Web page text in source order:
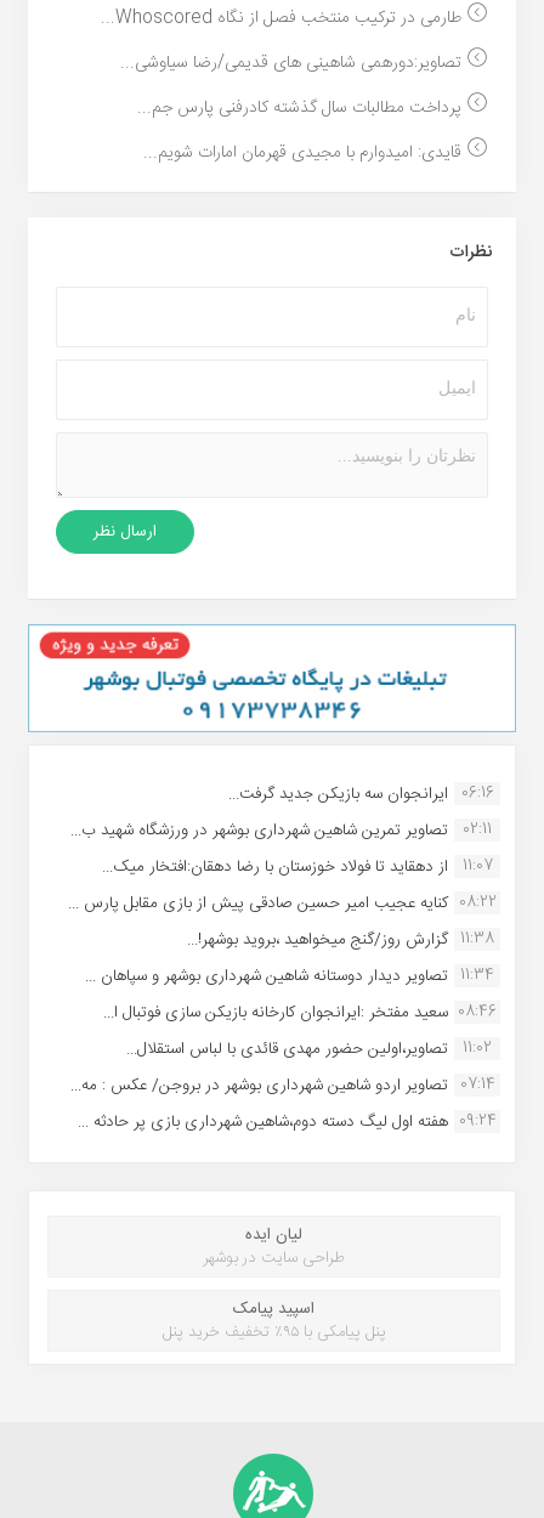
طارمی در ترکیب منتخب فصل از نگاه Whoscored...
تصاویر:دورهمی شاهینی های قدیمی/رضا سیاوشی...
پرداخت مطالبات سال گذشته کادرفنی پارس جم...
قایدی: امیدوارم با مجیدی قهرمان امارات شویم...
نظرات
06:16 ایرانجوان سه بازیکن جدید گرفت...
02:11
تصاویر تمرین شاهین شهردارى بوشهر در ورزشگاه شهید ب...
11:07
از دهقاید تا فولاد خوزستان با رضا دهقان:افتخار میک...
08:22 کنایه عجیب امیر حسین صادقی پیش از بازی مقابل پارس ...
11:38 گزارش روز/گنج میخواهید ،بروید بوشهر!...
11:34 تصاویر دیدار دوستانه شاهین شهردارى بوشهر و سپاهان ...
08:46 سعید مفتخر :ایرانجوان کارخانه بازیکن سازی فوتبال ا...
11:02
تصاویر،اولین حضور مهدی قائدی با لباس استقلال...
07:14 تصاویر اردو شاهین شهرداری بوشهر در بروجن/ عکس : مه...
09:24 هفته اول لیگ دسته دوم،شاهین شهرداری بازی پر حادثه ...
لیان ایده
طراحی سایت در بوشهر
اسپید پیامک
پنل پیامکی با ۹۵٪ تخفیف خرید پنل